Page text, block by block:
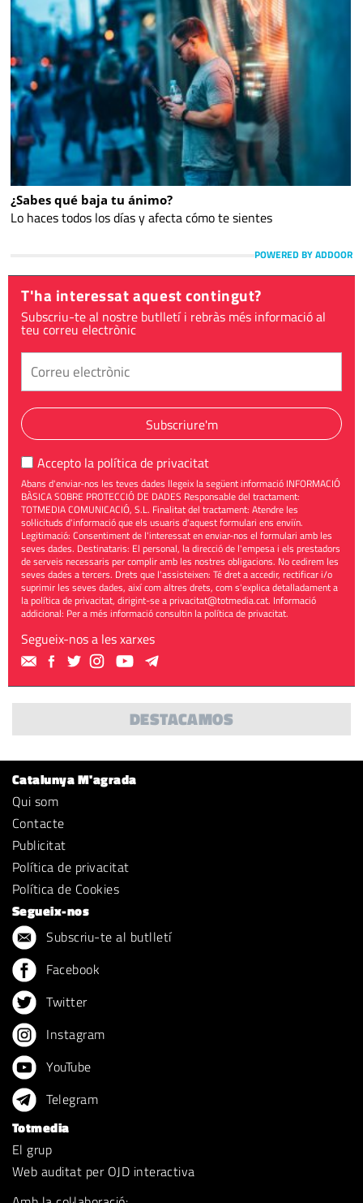
¿Sabes qué baja tu ánimo?
Lo haces todos los días y afecta cómo te sientes
POWERED BY ADDOOR
T'ha interessat aquest contingut?
Subscriu-te al nostre butlletí i rebràs més informació al
teu correu electrònic
Subscriure'm
Accepto la política de privacitat
Abans d'enviar-nos les teves dades llegeix la següent informació INFORMACIÓ
BÀSICA SOBRE PROTECCIÓ DE DADES Responsable del tractament:
TOTMEDIA COMUNICACIÓ, S.L. Finalitat del tractament: Atendre les
sol·licituds d'informació que els usuaris d'aquest formulari ens enviïn.
Legitimació: Consentiment de l'interessat en enviar-nos el formulari amb les
seves dades. Destinataris: El personal, la direcció de l'empesa i els prestadors
de serveis necessaris per complir amb les nostres obligacions. No cedirem les
seves dades a tercers. Drets que l'assisteixen: Té dret a accedir, rectificar i/o
suprimir les seves dades, així com altres drets, com s'explica detalladament a
la política de privacitat, dirigint-se aprivacitat@totmedia.cat. Informació
addicional: Per a més informació consultin lapolítica de privacitat.
Segueix-nos a les xarxes
DESTACAMOS
Catalunya M'agrada
Qui som
Contacte
Publicitat
Política de privacitat
Política de Cookies
Segueix-nos
Subscriu-te al butlletí
Facebook
Twitter
Instagram
YouTube
Telegram
Totmedia
El grup
Web auditat per OJD interactiva